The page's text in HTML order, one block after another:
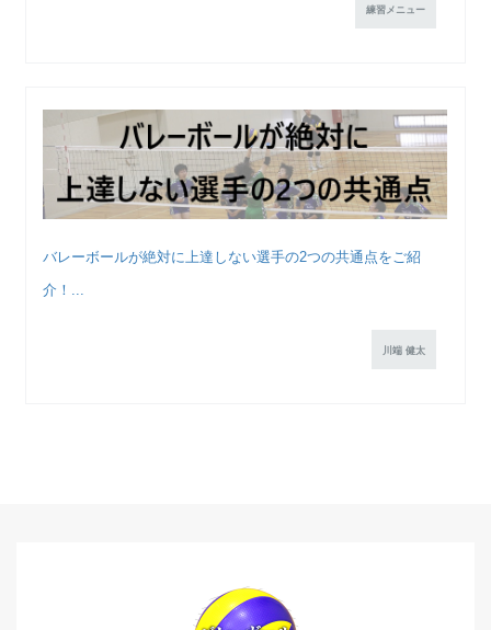
練習メニュー
バレーボールが絶対に上達しない選手の2つの共通点をご紹
介！...
川端 健太